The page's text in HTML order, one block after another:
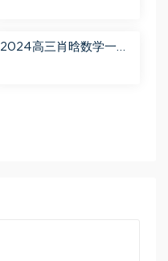
2024高三肖晗数学一轮